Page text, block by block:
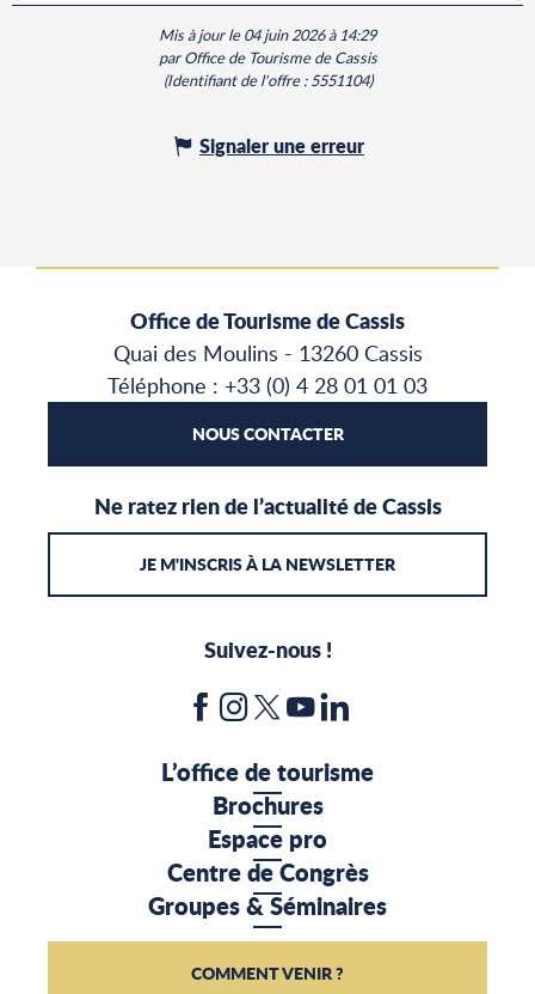
Mis à jour le 04 juin 2026 à 14:29
par Office de Tourisme de Cassis
(Identifiant de l'offre :5551104)
Signaler une erreur
Office de Tourisme de Cassis
Quai des Moulins - 13260 Cassis
Téléphone : +33 (0) 4 28 01 01 03
NOUS CONTACTER
Ne ratez rien de l’actualité de Cassis
JE M'INSCRIS À LA NEWSLETTER
Suivez-nous !
L’office de tourisme
Brochures
Espace pro
Centre de Congrès
Groupes & Séminaires
COMMENT VENIR ?